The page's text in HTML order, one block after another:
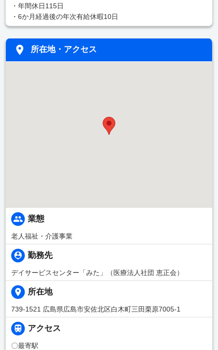
・年間休日115日
・6か月経過後の年次有給休暇10日
所在地・アクセス
業態
老人福祉・介護事業
勤務先
デイサービスセンター「みた」（医療法人社団 恵正会）
所在地
739-1521 広島県広島市安佐北区白木町三田栗原7005-1
アクセス
〇最寄駅